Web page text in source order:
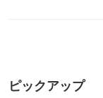
ピックアップ